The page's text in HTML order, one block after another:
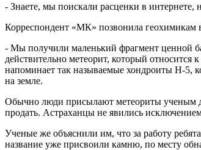
- Знаете, мы поискали расценки в
Корреспондент «МК» позвонила геохимикам
- Мы получили маленький фрагмент ценной
действительно метеорит, который
напоминает так называемые хондроиты H-5,
на земле.
Обычно люди присылают метеориты ученым
продать. Астраханцы не явились
Ученые же объяснили им, что за работу
название уже присвоили камню, по месту